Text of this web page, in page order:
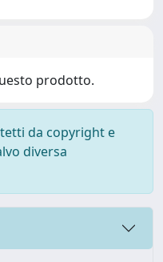
prodotto.
da copyright e
diversa